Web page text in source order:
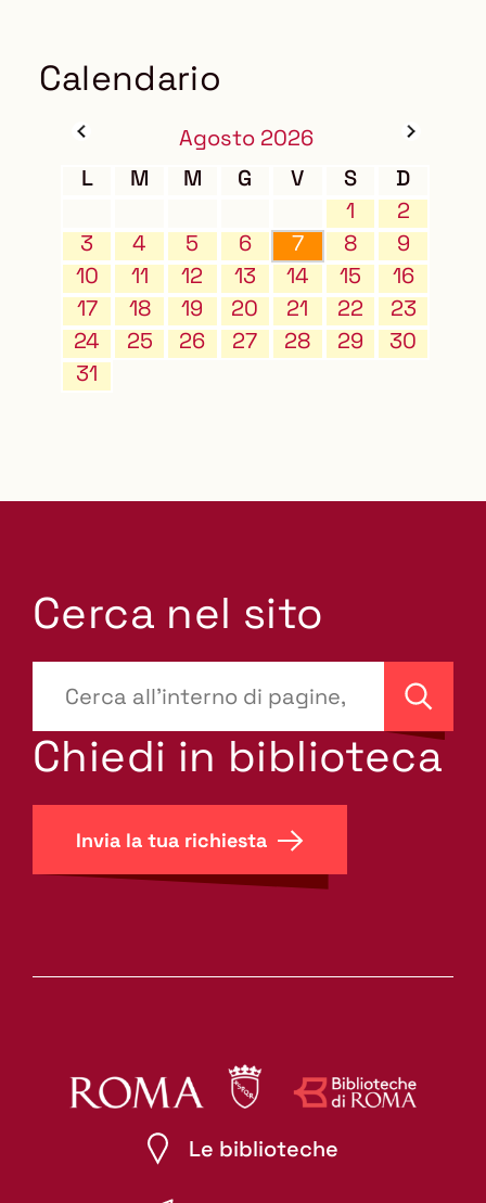
Calendario
Agosto 2026
L
M M G V S
D
1
2
3
4 5 6 7 8
9
10
11 12 13 14 15
16
17
18 19 20 21 22
23
24
25 26 27 28 29
30
31
Cerca nel sito
site-
search.label???
Cerca
Chiedi in biblioteca
Invia la tua richiesta
Le biblioteche